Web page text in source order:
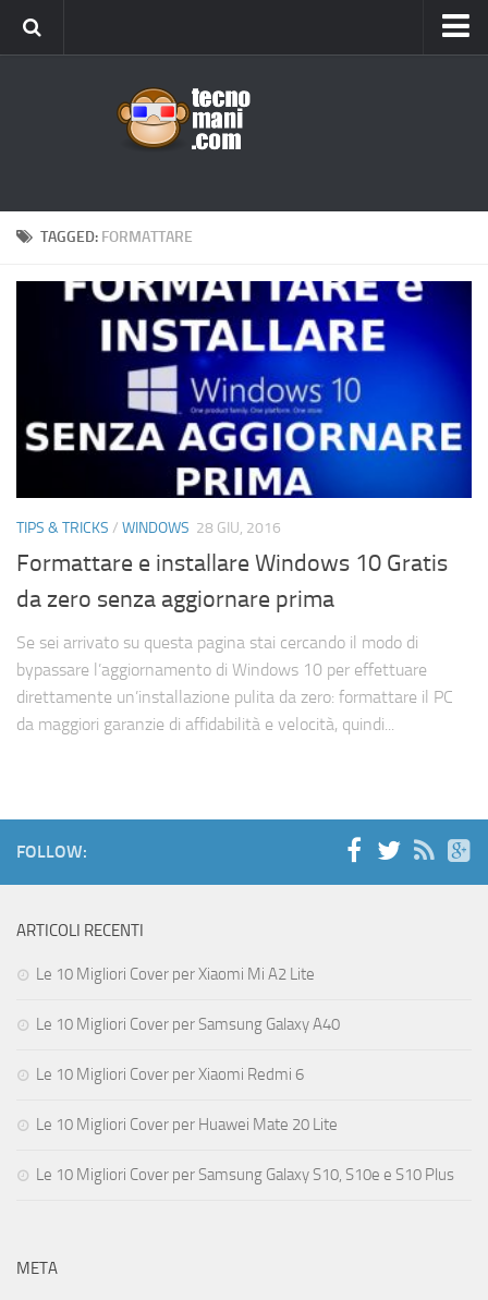
Windows
News
Contact Us
Cerca
TAGGED: FORMATTARE
TIPS & TRICKS / WINDOWS 28 GIU, 2016
Formattare e installare Windows 10 Gratis
da zero senza aggiornare prima
Se sei arrivato su questa pagina stai cercando il modo di
bypassare l’aggiornamento di Windows 10 per effettuare
direttamente un’installazione pulita da zero: formattare il PC
da maggiori garanzie di affidabilità e velocità, quindi...
FOLLOW:
ARTICOLI RECENTI
Le 10 Migliori Cover per Xiaomi Mi A2 Lite
Le 10 Migliori Cover per Samsung Galaxy A40
Le 10 Migliori Cover per Xiaomi Redmi 6
Le 10 Migliori Cover per Huawei Mate 20 Lite
Le 10 Migliori Cover per Samsung Galaxy S10, S10e e S10 Plus
META